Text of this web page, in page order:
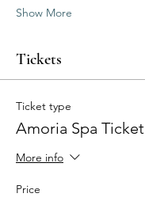
Show More
Tickets
Ticket type
Amoria Spa Ticket
More info
Price